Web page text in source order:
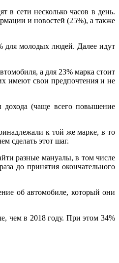
в сети несколько часов в день.
и новостей (25%), а также
для молодых людей. Далее идут
а для 23% марка стоит
имеют свои предпочтения и не
(чаще всего повышение
к той же марке, в то
сделать этот шаг.
разные мануалы, в том числе
до принятия окончательного
об автомобиле, который они
чем в 2018 году. При этом 34%